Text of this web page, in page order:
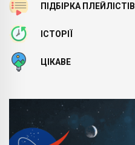
ПІДБІРКА ПЛЕЙЛІСТІВ
ІСТОРІЇ
ЦІКАВЕ